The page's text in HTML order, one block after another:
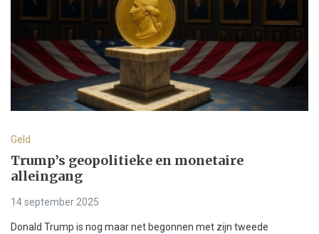
Geld
Trump’s geopolitieke en monetaire
alleingang
14 september 2025
Donald Trump is nog maar net begonnen met zijn tweede